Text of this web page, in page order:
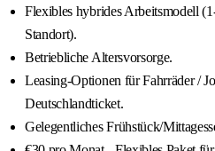
Flexibles hybrides Arbeitsmodell
Standort).
Betriebliche Altersvorsorge.
Leasing-Optionen für Fahrräder /
Deutschlandticket.
Gelegentliches Frühstück/